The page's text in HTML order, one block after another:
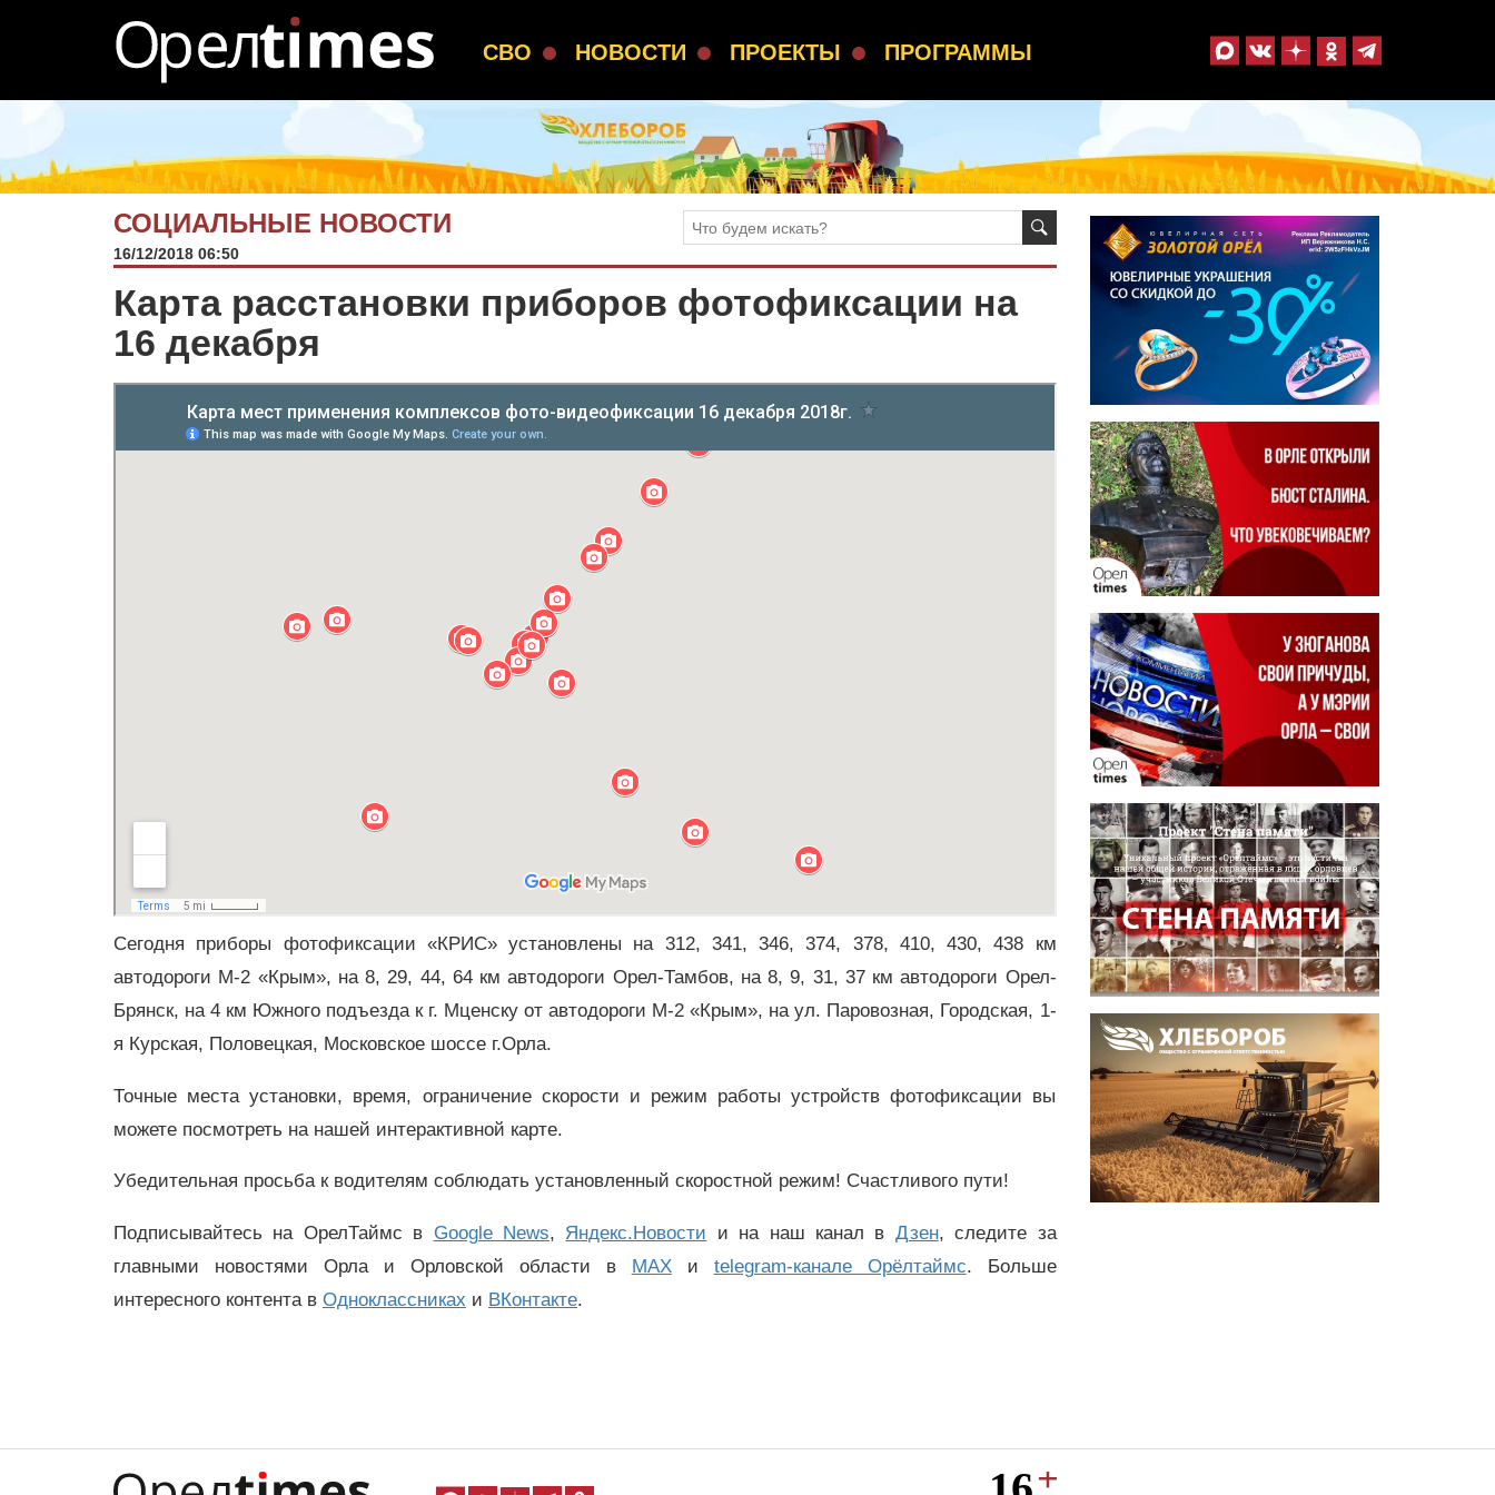
СВО НОВОСТИ ПРОЕКТЫ ПРОГРАММЫ
СОЦИАЛЬНЫЕ НОВОСТИ
16/12/2018 06:50
Карта расстановки приборов фотофиксации на
16 декабря
Сегодня приборы фотофиксации «КРИС» установлены на 312, 341, 346, 374, 378, 410, 430, 438 км
автодороги М-2 «Крым», на 8, 29, 44, 64 км автодороги Орел-Тамбов, на 8, 9, 31, 37 км автодороги Орел-
Брянск, на 4 км Южного подъезда к г. Мценску от автодороги М-2 «Крым», на ул. Паровозная, Городская, 1-
я Курская, Половецкая, Московское шоссе г.Орла.
Точные места установки, время, ограничение скорости и режим работы устройств фотофиксации вы
можете посмотреть на нашей интерактивной карте.
Убедительная просьба к водителям соблюдать установленный скоростной режим! Счастливого пути!
Подписывайтесь на ОрелТаймс в Google News, Яндекс.Новости и на наш канал в Дзен, следите за
главными новостями Орла и Орловской области в
MAXи telegram-канале Орёлтаймс. Больше
интересного контента в Одноклассниках и ВКонтакте.